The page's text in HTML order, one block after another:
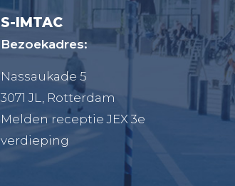
S-IMTAC
Bezoekadres:
Nassaukade 5
3071 JL, Rotterdam
Melden receptie JEX 3e
verdieping